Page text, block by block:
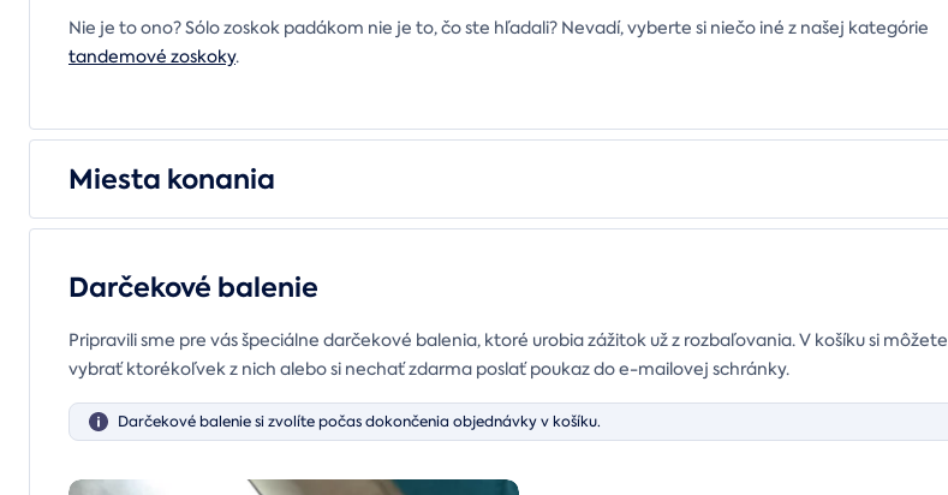
Nie je to ono? Sólo zoskok padákom nie je to, čo ste hľadali? Nevadí, vyberte si niečo iné z našej kategórie
tandemové zoskoky.
Miesta konania
Darčekové balenie
Pripravili sme pre vás špeciálne darčekové balenia, ktoré urobia zážitok už z rozbaľovania. V košíku si môžete
vybrať ktorékoľvek z nich alebo si nechať zdarma poslať poukaz do e-mailovej schránky.
Darčekové balenie si zvolíte počas dokončenia objednávky v košíku.